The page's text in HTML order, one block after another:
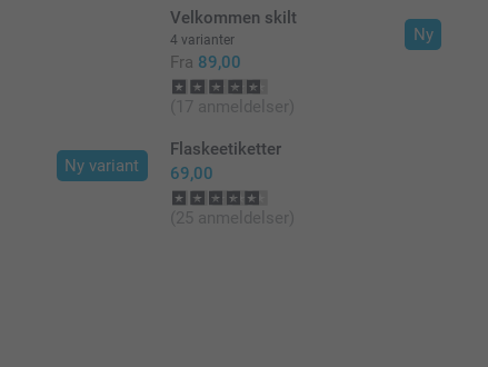
Ny
Velkommen skilt
4 varianter
Fra 89,00
(17 anmeldelser)
Ny variant
Flaskeetiketter
69,00
(25 anmeldelser)